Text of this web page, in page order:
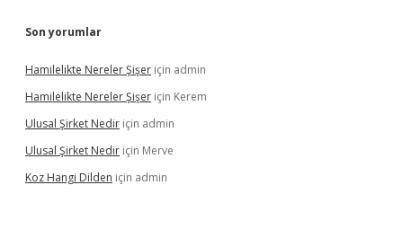
Son yorumlar
Hamilelikte Nereler Şişer için admin
Hamilelikte Nereler Şişer için Kerem
Ulusal Şirket Nedir için admin
Ulusal Şirket Nedir için Merve
Koz Hangi Dilden için admin